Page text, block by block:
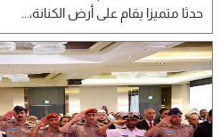
حدثا متميزا يقام على أرض الكنانة،...